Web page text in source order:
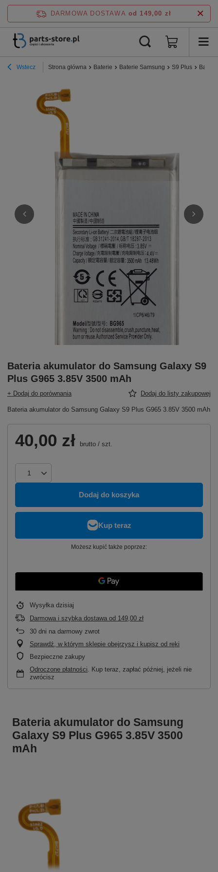
DARMOWA DOSTAWA od 149,00 zł
Wstecz Strona główna Baterie Baterie Samsung S9 Plus
Bateria akumulator do Samsung Galaxy S9
Plus G965 3.85V 3500 mAh
+ Dodaj do porównania Dodaj do listy zakupowej
Bateria akumulator do Samsung Galaxy S9 Plus G965 3.85V 3500 mAh
40,00 zł brutto / szt.
Dodaj do koszyka
Możesz kupić także poprzez:
Wysyłka dzisiaj
Darmowa i szybka dostawa od 149,00 zł
30 dni na darmowy zwrot
Sprawdź, w którym sklepie obejrzysz i kupisz od ręki
Bezpieczne zakupy
Odroczone płatności . Kup teraz, zapłać później, jeżeli nie
zwrócisz
Bateria akumulator do Samsung
Galaxy S9 Plus G965 3.85V 3500
mAh